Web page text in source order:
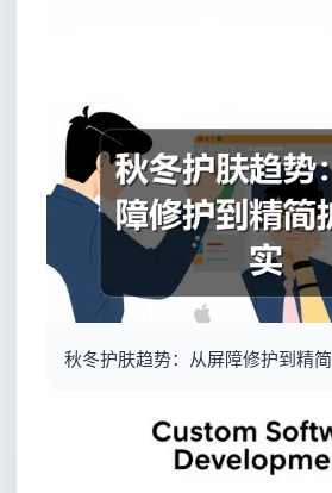
秋冬护肤趋势：从屏障修护到精